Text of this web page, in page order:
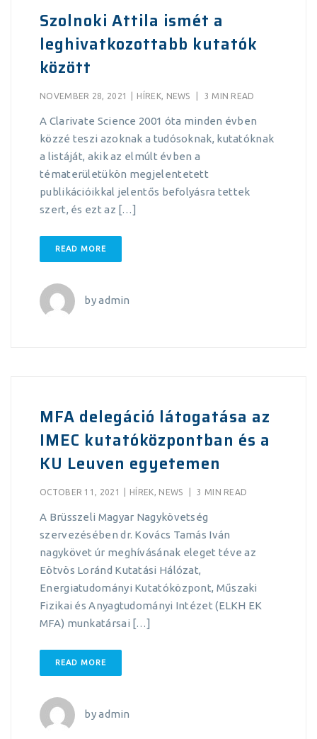
Szolnoki Attila ismét a
leghivatkozottabb kutatók
között
NOVEMBER 28, 2021 HÍREK, NEWS 3 MIN READ
A Clarivate Science 2001 óta minden évben
közzé teszi azoknak a tudósoknak, kutatóknak
a listáját, akik az elmúlt évben a
tématerületükön megjelentetett
publikációikkal jelentős befolyásra tettek
szert, és ezt az […]
READ MORE
byadmin
MFA delegáció látogatása az
IMEC kutatóközpontban és a
KU Leuven egyetemen
OCTOBER 11, 2021 HÍREK, NEWS 3 MIN READ
A Brüsszeli Magyar Nagykövetség
szervezésében dr. Kovács Tamás Iván
nagykövet úr meghívásának eleget téve az
Eötvös Loránd Kutatási Hálózat,
Energiatudományi Kutatóközpont, Műszaki
Fizikai és Anyagtudományi Intézet (ELKH EK
MFA) munkatársai […]
READ MORE
byadmin